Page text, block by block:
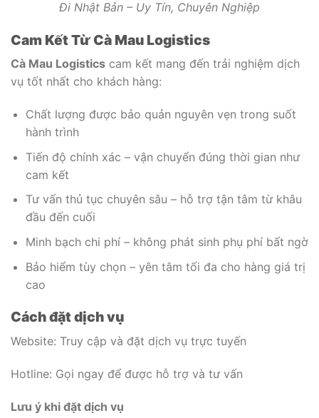
Đi Nhật Bản – Uy Tín, Chuyên Nghiệp
Cam Kết Từ Cà Mau Logistics
Cà Mau Logistics cam kết mang đến trải nghiệm dịch
vụ tốt nhất cho khách hàng:
Chất lượng được bảo quản nguyên vẹn trong suốt
hành trình
Tiến độ chính xác – vận chuyển đúng thời gian như
cam kết
Tư vấn thủ tục chuyên sâu – hỗ trợ tận tâm từ khâu
đầu đến cuối
Minh bạch chi phí – không phát sinh phụ phí bất ngờ
Bảo hiểm tùy chọn – yên tâm tối đa cho hàng giá trị
cao
Cách đặt dịch vụ
Website: Truy cập và đặt dịch vụ trực tuyến
Hotline: Gọi ngay để được hỗ trợ và tư vấn
Lưu ý khi đặt dịch vụ